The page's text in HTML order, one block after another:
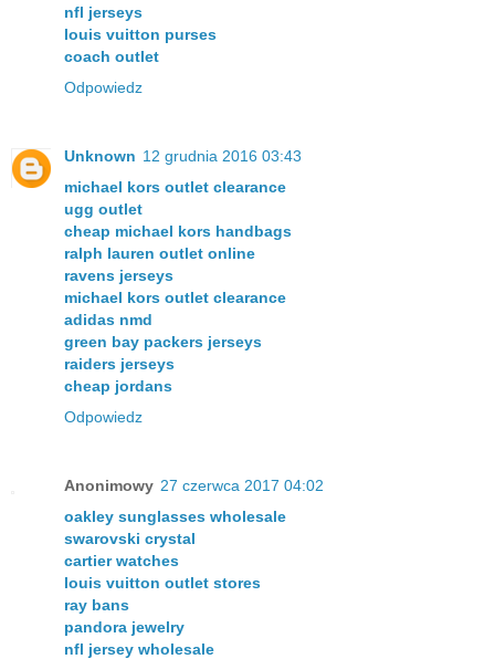
nfl jerseys
louis vuitton purses
coach outlet
Odpowiedz
Unknown 12 grudnia 2016 03:43
michael kors outlet clearance
ugg outlet
cheap michael kors handbags
ralph lauren outlet online
ravens jerseys
michael kors outlet clearance
adidas nmd
green bay packers jerseys
raiders jerseys
cheap jordans
Odpowiedz
Anonimowy 27 czerwca 2017 04:02
oakley sunglasses wholesale
swarovski crystal
cartier watches
louis vuitton outlet stores
ray bans
pandora jewelry
nfl jersey wholesale